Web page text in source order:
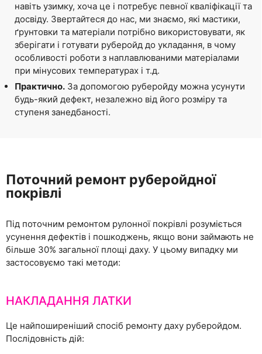
навіть узимку, хоча це і потребує певної кваліфікації та
досвіду. Звертайтеся до нас, ми знаємо, які мастики,
ґрунтовки та матеріали потрібно використовувати, як
зберігати і готувати руберойд до укладання, в чому
особливості роботи з наплавлюваними матеріалами
при мінусових температурах і т.д.
Практично. За допомогою руберойду можна усунути
будь-який дефект, незалежно від його розміру та
ступеня занедбаності.
Поточний ремонт руберойдної
покрівлі
Під поточним ремонтом рулонної покрівлі розуміється
усунення дефектів і пошкоджень, якщо вони займають не
більше 30% загальної площі даху. У цьому випадку ми
застосовуємо такі методи:
НАКЛАДАННЯ ЛАТКИ
Це найпоширеніший спосіб ремонту даху руберойдом.
Послідовність дій: